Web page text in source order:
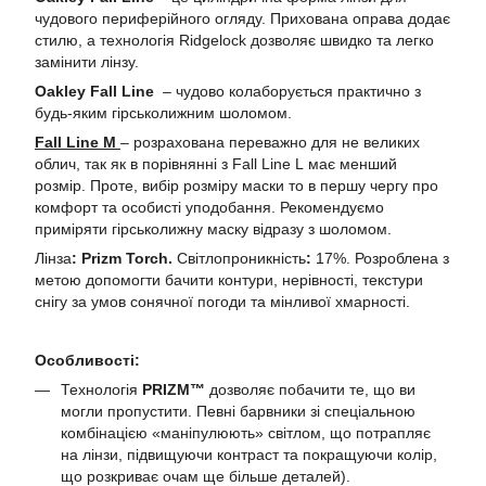
чудового периферійного огляду. Прихована оправа додає
стилю, а технологія Ridgelock дозволяє швидко та легко
замінити лінзу.
Oakley Fall Line – чудово колаборується практично з
будь-яким гірськолижним шоломом.
Fall Line M – розрахована переважно для не великих
облич, так як в порівнянні з Fall Line L має менший
розмір. Проте, вибір розміру маски то в першу чергу про
комфорт та особисті уподобання. Рекомендуємо
приміряти гірськолижну маску відразу з шоломом.
Лінза: Prizm Torch. Світлопроникність: 17%. Розроблена з
метою допомогти бачити контури, нерівності, текстури
снігу за умов сонячної погоди та мінливої хмарності.
Особливості:
Технологія PRIZM™ дозволяє побачити те, що ви
могли пропустити. Певні барвники зі спеціальною
комбінацією «маніпулюють» світлом, що потрапляє
на лінзи, підвищуючи контраст та покращуючи колір,
що розкриває очам ще більше деталей).